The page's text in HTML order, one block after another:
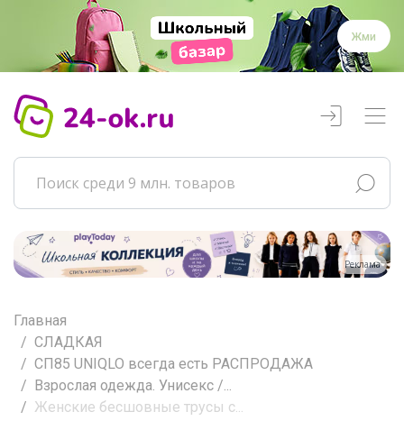
Жми
Реклама
Главная
СЛАДКАЯ
СП85 UNIQLO всегда есть РАСПРОДАЖА
Взрослая одежда. Унисекс /...
Женские бесшовные трусы с...